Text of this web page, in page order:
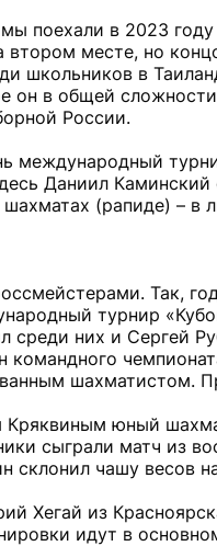
поехали в 2023
месте, но
школьников в
он в общей
России.
международный
Даниил
(рапиде) – в
Так,
турнир
среди них и Сергей
шахматистом.
юный
сыграли матч из
склонил чашу весов
Хегай из
идут в